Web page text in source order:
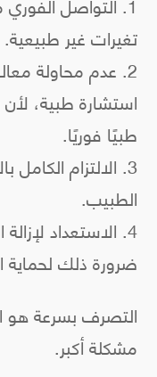
تغيرات غير طبيعية.
عدم محاولة
استشارة طبية،
طبيًا فوريًا.
الالتزام
الطبيب.
الاستعداد
ضرورة ذلك لحماية
التصرف بسرعة هو
مشكلة أكبر.